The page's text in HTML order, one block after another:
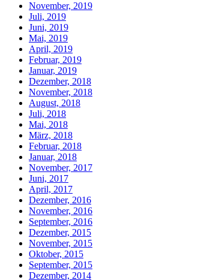
November, 2019
Juli, 2019
Juni, 2019
Mai, 2019
April, 2019
Februar, 2019
Januar, 2019
Dezember, 2018
November, 2018
August, 2018
Juli, 2018
Mai, 2018
März, 2018
Februar, 2018
Januar, 2018
November, 2017
Juni, 2017
April, 2017
Dezember, 2016
November, 2016
September, 2016
Dezember, 2015
November, 2015
Oktober, 2015
September, 2015
Dezember, 2014